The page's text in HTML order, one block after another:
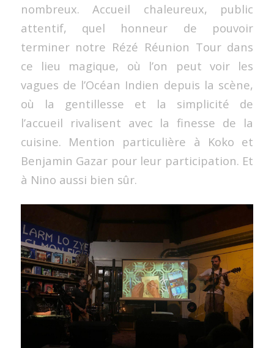
nombreux. Accueil chaleureux, public
attentif, quel honneur de pouvoir
terminer notre Rézé Réunion Tour dans
ce lieu magique, où l’on peut voir les
vagues de l’Océan Indien depuis la scène,
où la gentillesse et la simplicité de
l’accueil rivalisent avec la finesse de la
cuisine. Mention particulière à Koko et
Benjamin Gazar pour leur participation. Et
à Nino aussi bien sûr.